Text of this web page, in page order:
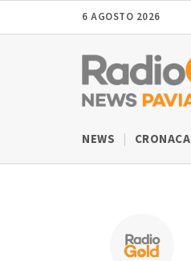
6 AGOSTO 2026
NEWS CRONACA